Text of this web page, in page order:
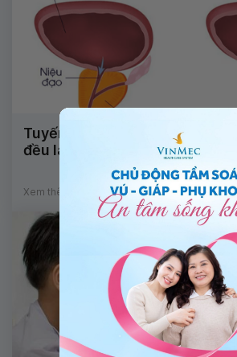
Tuyến tiền liệt tăng lớn, hồi
đều là dấu hiệu của bệnh gì?
Xem thêm